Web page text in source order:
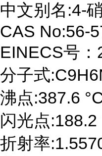
中文别名:4-
CAS No:56-
EINECS号
分子式
沸点:387.6
闪光点:188.2
折射率